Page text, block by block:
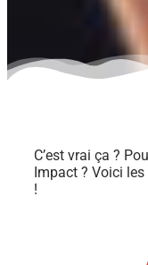
C’est vrai ça ?
Impact ? Voici
!